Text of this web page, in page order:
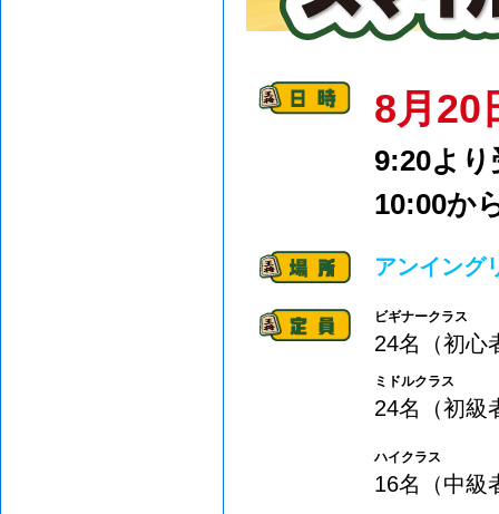
8月20
9:20より
10:00か
アンイング
ビギナークラス
24名（初心
ミドルクラス
24名（初級
ハイクラス
16名（中級